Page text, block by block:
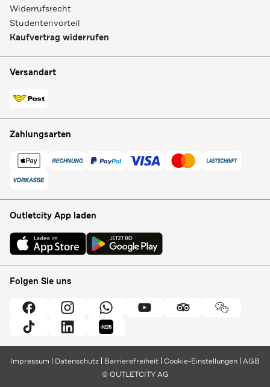
Widerrufsrecht
Studentenvorteil
Kaufvertrag widerrufen
Versandart
Zahlungsarten
Outletcity App laden
Folgen Sie uns
Impressum Datenschutz Barrierefreiheit Cookie-Einstellungen AGB
© OUTLETCITY AG